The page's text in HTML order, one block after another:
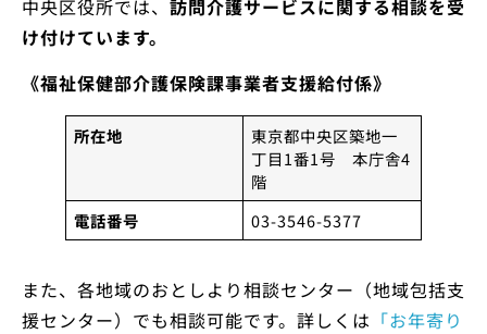
中央区役所では、 訪問介護サービスに関する相談を受
け付けています。
《福祉保健部介護保険課事業者支援給付係》
所在地
東京都中央区築地一
丁目1番1号 本庁舎4
階
電話番号
03-3546-5377
また、各地域のおとしより相談センター（地域包括支
援センター）でも相談可能です。詳しくは 「お年寄り